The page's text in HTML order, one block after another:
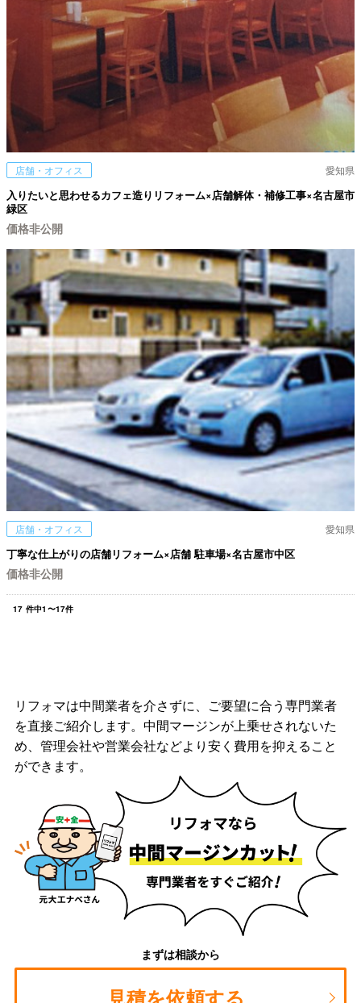
店舗・オフィス 愛知県
入りたいと思わせるカフェ造りリフォーム×店舗解体・補修工事×名古屋市
緑区
価格非公開
店舗・オフィス 愛知県
丁寧な仕上がりの店舗リフォーム×店舗 駐車場×名古屋市中区
価格非公開
17 件中1 〜17件
リフォマは中間業者を介さずに、ご要望に合う専門業者
を直接ご紹介します。中間マージンが上乗せされないた
め、管理会社や営業会社などより安く費用を抑えること
ができます。
まずは相談から
見積を依頼する